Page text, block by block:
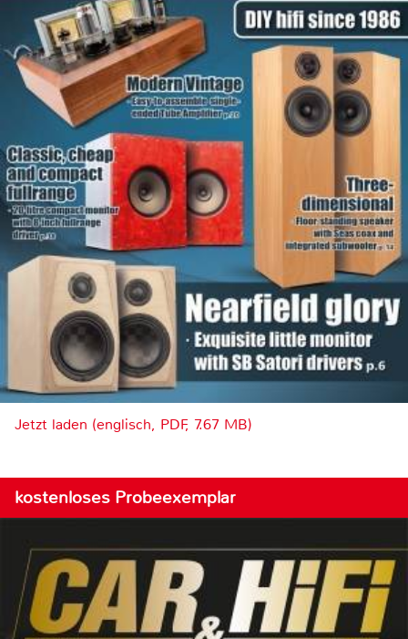
Jetzt laden (englisch, PDF, 7.67 MB)
kostenloses Probeexemplar